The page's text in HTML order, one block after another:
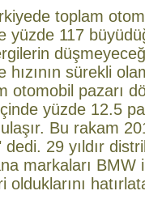
toplam
yüzde 117
hızının sürekli
otomobil pazarı
yüzde 12.5
Bu rakam
29 yıldır
markaları BMW